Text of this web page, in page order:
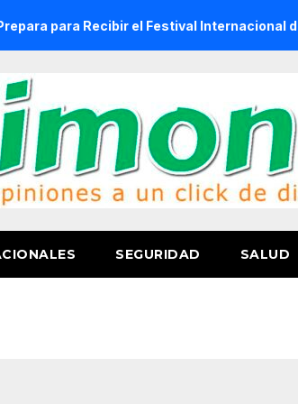
Recibir el Festival Internacional de la
SEGURIDAD SALUD